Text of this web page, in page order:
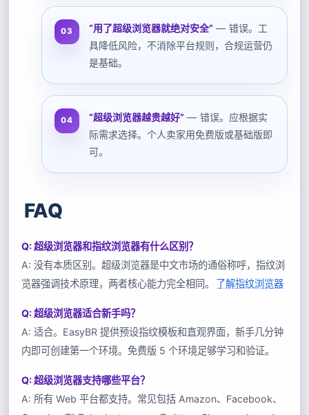
“用了超级浏览器就绝对安全”— 错误。工
具降低风险，不消除平台规则，合规运营仍
是基础。
“超级浏览器越贵越好”— 错误。应根据实
际需求选择。个人卖家用免费版或基础版即
可。
FAQ
Q: 超级浏览器和指纹浏览器有什么区别？
A: 没有本质区别。超级浏览器是中文市场的通俗称呼，指纹浏
览器强调技术原理，两者核心能力完全相同。
了解指纹浏览器
Q: 超级浏览器适合新手吗？
A: 适合。EasyBR 提供预设指纹模板和直观界面，新手几分钟
内即可创建第一个环境。免费版 5 个环境足够学习和验证。
Q: 超级浏览器支持哪些平台？
A: 所有 Web 平台都支持。常见包括 Amazon、Facebook、